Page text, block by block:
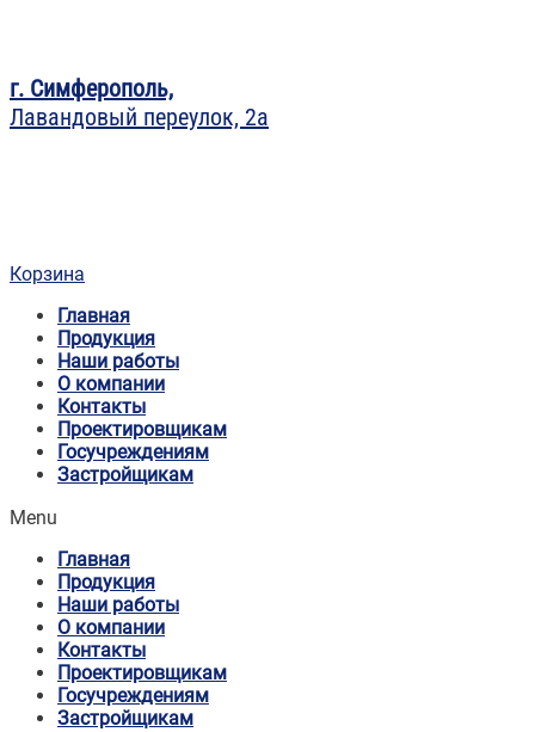
г. Симферополь,
Лавандовый переулок, 2а
Корзина
Главная
Продукция
Наши работы
О компании
Контакты
Проектировщикам
Госучреждениям
Застройщикам
Menu
Главная
Продукция
Наши работы
О компании
Контакты
Проектировщикам
Госучреждениям
Застройщикам